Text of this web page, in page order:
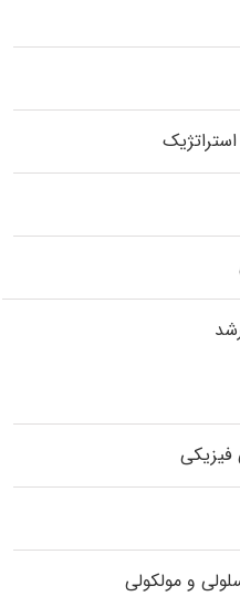
فیزیکی
و مولکولی